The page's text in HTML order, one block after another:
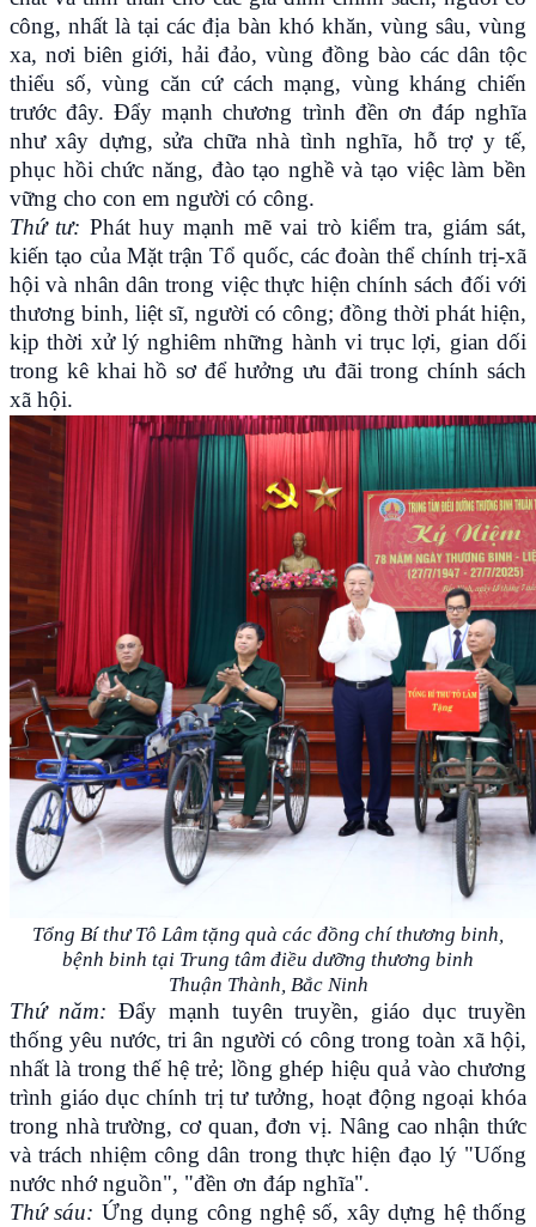
công, nhất là tại các địa bàn khó khăn, vùng sâu, vùng
xa, nơi biên giới, hải đảo, vùng đồng bào các dân tộc
thiểu số, vùng căn cứ cách mạng, vùng kháng chiến
trước đây. Đẩy mạnh chương trình đền ơn đáp nghĩa
như xây dựng, sửa chữa nhà tình nghĩa, hỗ trợ y tế,
phục hồi chức năng, đào tạo nghề và tạo việc làm bền
vững cho con em người có công.
Thứ tư: Phát huy mạnh mẽ vai trò kiểm tra, giám sát,
kiến tạo của Mặt trận Tổ quốc, các đoàn thể chính trị-xã
hội và nhân dân trong việc thực hiện chính sách đối với
thương binh, liệt sĩ, người có công; đồng thời phát hiện,
kịp thời xử lý nghiêm những hành vi trục lợi, gian dối
trong kê khai hồ sơ để hưởng ưu đãi trong chính sách
xã hội.
Tổng Bí thư Tô Lâm tặng quà các đồng chí thương binh,
bệnh binh tại Trung tâm điều dưỡng thương binh
Thuận Thành, Bắc Ninh
Thứ năm: Đẩy mạnh tuyên truyền, giáo dục truyền
thống yêu nước, tri ân người có công trong toàn xã hội,
nhất là trong thế hệ trẻ; lồng ghép hiệu quả vào chương
trình giáo dục chính trị tư tưởng, hoạt động ngoại khóa
trong nhà trường, cơ quan, đơn vị. Nâng cao nhận thức
và trách nhiệm công dân trong thực hiện đạo lý "Uống
nước nhớ nguồn", "đền ơn đáp nghĩa".
Thứ sáu: Ứng dụng công nghệ số, xây dựng hệ thống